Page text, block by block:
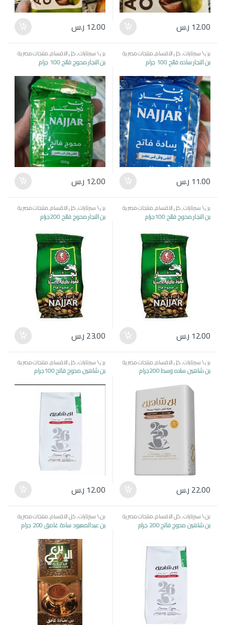
12.00 ر.س 12.00 ر.س
بن \ سبرتايات,كل الاقسام,منتجات مصرية
بن النجار ساده فاتح 100 جرام
11.00 ر.س
بن \ سبرتايات,كل الاقسام,منتجات مصرية
بن النجار محوج فاتح 100 جرام
12.00 ر.س
بن \ سبرتايات,كل الاقسام,منتجات مصرية
بن النجار محوج فاتح 100جرام
12.00 ر.س
بن \ سبرتايات,كل الاقسام,منتجات مصرية
بن النجار محوج فاتح 200جرام
23.00 ر.س
بن \ سبرتايات,كل الاقسام,منتجات مصرية
بن شاهين ساده وسط 200جرام
22.00 ر.س
بن \ سبرتايات,كل الاقسام,منتجات مصرية
بن شاهين محوج فاتح 100جرام
12.00 ر.س
بن \ سبرتايات,كل الاقسام,منتجات مصرية
بن شاهين محوج فاتح 200 جرام
بن \ سبرتايات,كل الاقسام,منتجات مصرية
بن عبدالمعبود سادة غامق 200 جرام